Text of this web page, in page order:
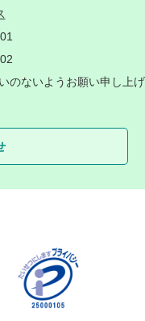
のないようお願い申し上げ